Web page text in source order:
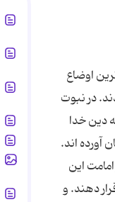
اوضاع
در نبوت
دین خدا
اند.
این
دهند. و